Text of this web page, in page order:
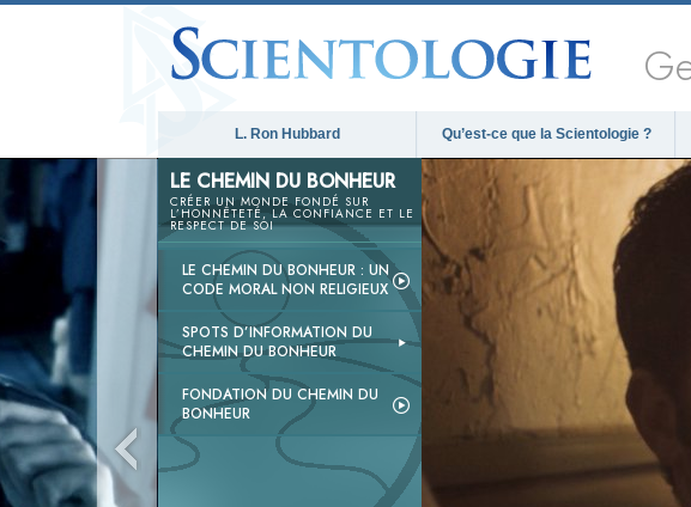
L. Ron Hubbard Qu’est-ce que la Scientologie ?
LE CHEMIN DU BONHEUR
CRÉER UN MONDE FONDÉ SUR
L’HONNÊTETÉ, LA CONFIANCE ET LE
RESPECT DE SOI
LE CHEMIN DU BONHEUR : UN
CODE MORAL NON RELIGIEUX
SPOTS D’INFORMATION DU
CHEMIN DU BONHEUR
FONDATION DU CHEMIN DU
BONHEUR